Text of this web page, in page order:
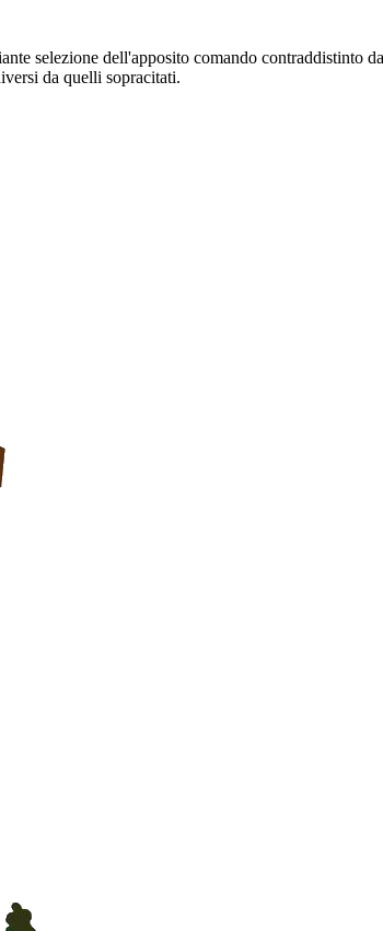
selezione dell'apposito comando contraddistinto
da quelli sopracitati.